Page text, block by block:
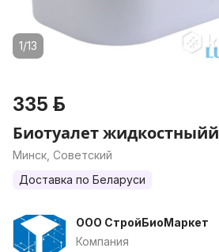
1/13
335 р.
Биотуалет жидкостныйй
Минск, Советский
Доставка по Беларуси
ООО СтройБиоМаркет
Компания